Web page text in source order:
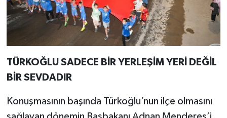
TÜRKOĞLU SADECE BİR YERLEŞİM YERİ DEĞİL
BİR SEVDADIR
Konuşmasının başında Türkoğlu’nun ilçe olmasını